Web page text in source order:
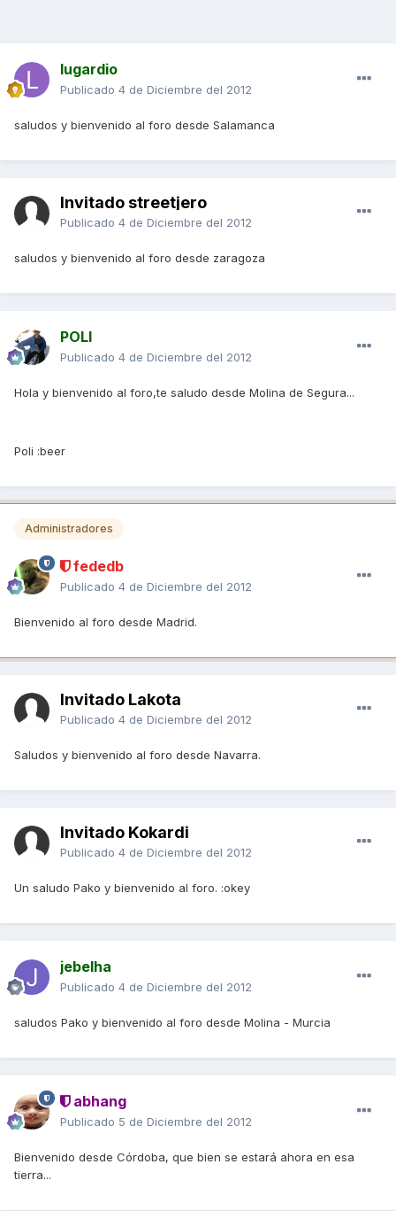
lugardio
Publicado 4 de Diciembre del 2012
saludos y bienvenido al foro desde Salamanca
Invitado streetjero
Publicado 4 de Diciembre del 2012
saludos y bienvenido al foro desde zaragoza
POLI
Publicado 4 de Diciembre del 2012
Hola y bienvenido al foro,te saludo desde Molina de Segura...
Poli :beer
Administradores
fededb
Publicado 4 de Diciembre del 2012
Bienvenido al foro desde Madrid.
Invitado Lakota
Publicado 4 de Diciembre del 2012
Saludos y bienvenido al foro desde Navarra.
Invitado Kokardi
Publicado 4 de Diciembre del 2012
Un saludo Pako y bienvenido al foro. :okey
jebelha
Publicado 4 de Diciembre del 2012
saludos Pako y bienvenido al foro desde Molina - Murcia
abhang
Publicado 5 de Diciembre del 2012
Bienvenido desde Córdoba, que bien se estará ahora en esa
tierra...